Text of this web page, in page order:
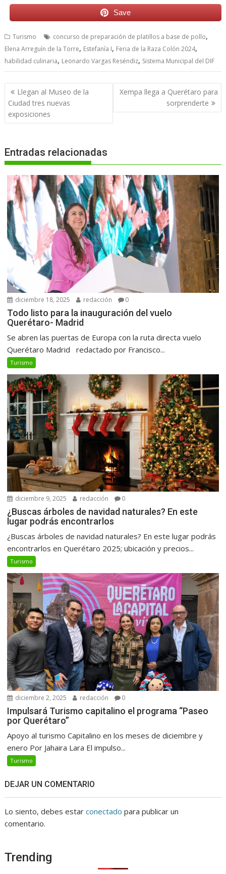
Save
Turismo concurso de preparación de platillos a base de pollo,
Elena Arreguín de la Torre, Estefanía I, Feria de la Raza Colón 2024,
habilidad culinaria, Leonardo Vargas Reséndiz, Sistema Municipal del DIF
Navegación
de
entradas
Llegan al Museo de la
Ciudad tres nuevas
exposiciones
Xempa llega a Querétaro para
sorprenderte
Entradas relacionadas
diciembre 18, 2025 redacción 0
Todo listo para la inauguración del vuelo
Querétaro- Madrid
Se abren las puertas de Europa con la ruta directa vuelo
Querétaro Madrid redactado por Francisco...
Turismo
diciembre 9, 2025 redacción 0
¿Buscas árboles de navidad naturales? En este
lugar podrás encontrarlos
¿Buscas árboles de navidad naturales? En este lugar podrás
encontrarlos en Querétaro 2025; ubicación y precios...
Turismo
diciembre 2, 2025 redacción 0
Impulsará Turismo capitalino el programa “Paseo
por Querétaro”
Apoyo al turismo Capitalino en los meses de diciembre y
enero Por Jahaira Lara El impulso...
Turismo
DEJAR UN COMENTARIO
Lo siento, debes estarconectado para publicar un
comentario.
Trending